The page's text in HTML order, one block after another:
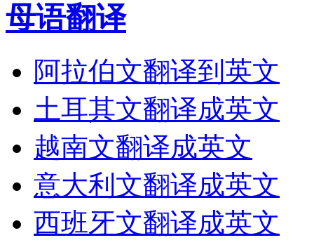
母语翻译
阿拉伯文翻译到英文
土耳其文翻译成英文
越南文翻译成英文
意大利文翻译成英文
西班牙文翻译成英文